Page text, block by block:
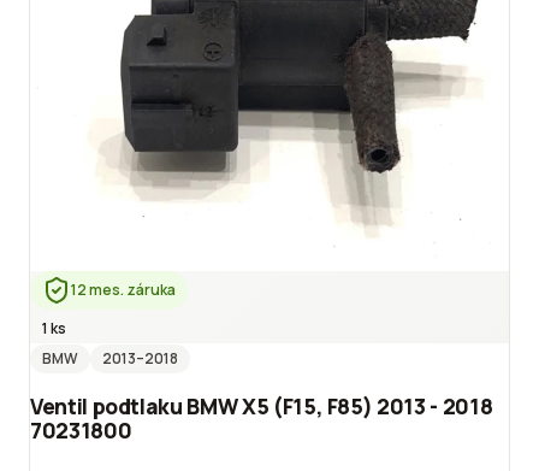
12 mes. záruka
1 ks
BMW
2013–2018
Ventil podtlaku BMW X5 (F15, F85) 2013 - 2018
70231800